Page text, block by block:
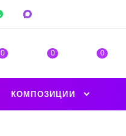
0 0 0
КОМПОЗИЦИИ